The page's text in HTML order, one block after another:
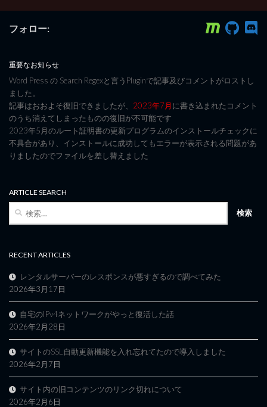
フォロー:
重要なお知らせ
Word Press の Search Regexと言うPluginで記事及びコメントがロストし
ました。
記事はおおよそ復旧できましたが、 2023年7月に書き込まれたコメント
のうち消えてしまったものの復旧が不可能です
2023年5月のルート証明書の更新プログラムのインストールチェックに
不具合があり、インストールに成功してもエラーが表示される問題があ
りましたのでファイルを差し替えました
ARTICLE SEARCH
RECENT ARTICLES
レンタルサーバーのレスポンスが悪すぎるので調べてみた
2026年3月17日
自宅のIPv4ネットワークがやっと復活した話
2026年2月28日
サイトのSSL自動更新機能を入れ忘れてたので導入しました
2026年2月7日
サイト内の旧コンテンツのリンク切れについて
2026年2月6日